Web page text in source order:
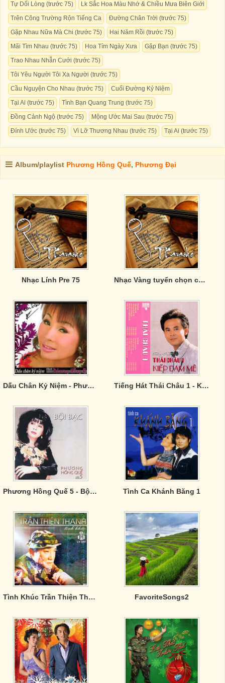
Tự Dối Lòng (trước 75)
Lk Sắc Hoa Màu Nhớ & Chiều Mưa Biên Giới
Trên Công Trường Rộn Tiếng Ca
Đường Chân Trời (trước 75)
Gặp Nhau Nữa Mà Chi (trước 75)
Hai Năm Rồi (trước 75)
Mãi Tìm Nhau (trước 75)
Hoa Tím Ngày Xưa
Gặp Bạn (trước 75)
Trao Nhau Nhẫn Cưới (trước 75)
Tôi Yêu Người Tôi Xa Người (trước 75)
Cầu Nguyện Cho Nhau (trước 75)
Cuối Đường Kỷ Niệm
Tại Ai (trước 75)
Tình Bạn Quang Trung (trước 75)
Đồng Cảnh Ngộ (trước 75)
Mộng Ước Mai Sau (trước 75)
Đính Ước (trước 75)
Vì Lỡ Thương Nhau (trước 75) Tại Ai (trước 75)
Album/playlist Phương Hồng Quế, Phương Đại
Nhạc Lính Pre 75 Nhạc Vàng tuyển chọn của Phương Anh
Dấu Chân Kỷ Niệm - Phương Hồng Quế Tiếng Hát Thái Châu 1 - Kiếp Đam Mê
Phương Hồng Quế 5 - Bội Bạc Tình Ca Khánh Băng 1
Tình Khúc Trần Thiện Thanh - CD3 FavoriteSongs2